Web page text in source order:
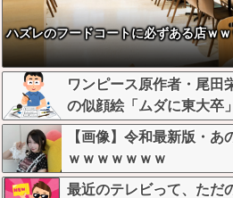
ハズレのフードコートに必ずある店ｗ
ワンピース原作者・尾田
の似顔絵「ムダに東大卒」
【画像】令和最新版・あ
ｗｗｗｗｗｗｗ
最近のテレビって、ただ